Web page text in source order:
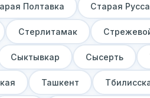
Полтавка Старая Русса
Стерлитамак
Сыктывкар Сысерть
Ташкент